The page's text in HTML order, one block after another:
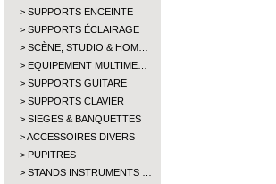
SUPPORTS ENCEINTE
SUPPORTS ÉCLAIRAGE
SCÈNE, STUDIO & HOM…
EQUIPEMENT MULTIME…
SUPPORTS GUITARE
SUPPORTS CLAVIER
SIEGES & BANQUETTES
ACCESSOIRES DIVERS
PUPITRES
STANDS INSTRUMENTS …